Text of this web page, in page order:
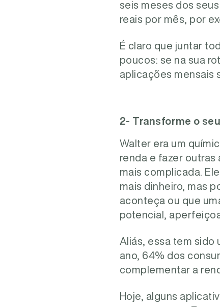
seis meses dos
reais por mês, por
É claro que juntar
poucos: se na sua
aplicações mensais
2- Transforme o
Walter era um
renda e fazer outras
mais complicada.
mais dinheiro, mas
aconteça ou que
potencial,
Aliás, essa tem sido
ano, 64% dos
complementar a
Hoje, alguns